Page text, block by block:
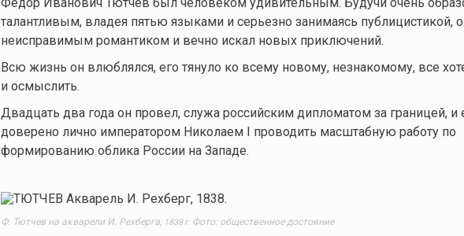
талантливым, владея пятью языками и серьезно занимаясь публицистикой,
неисправимым романтиком и вечно искал новых приключений.
Всю жизнь он влюблялся, его тянуло ко всему новому, незнакомому, все
и осмыслить.
Двадцать два года он провел, служа российским дипломатом за границей,
доверено лично императором Николаем I проводить масштабную работу по
формированию облика России на Западе.
Ф. Тютчев на акварели И. Рехберга, 1838 г. Фото: общественное достояние